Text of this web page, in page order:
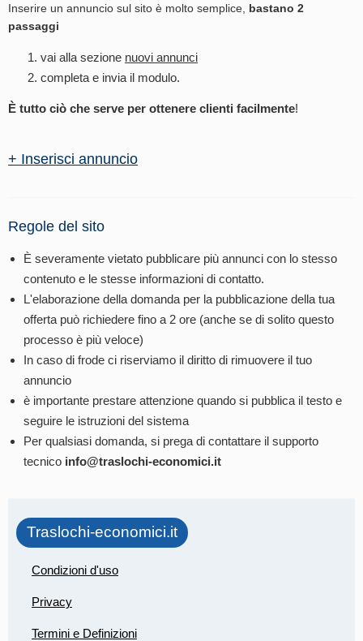
Inserire un annuncio sul sito è molto semplice, bastano 2
passaggi
vai alla sezione nuovi annunci
completa e invia il modulo.
È tutto ciò che serve per ottenere clienti facilmente!
+ Inserisci annuncio
Regole del sito
È severamente vietato pubblicare più annunci con lo stesso
contenuto e le stesse informazioni di contatto.
L'elaborazione della domanda per la pubblicazione della tua
offerta può richiedere fino a 2 ore (anche se di solito questo
processo è più veloce)
In caso di frode ci riserviamo il diritto di rimuovere il tuo
annuncio
è importante prestare attenzione quando si pubblica il testo e
seguire le istruzioni del sistema
Per qualsiasi domanda, si prega di contattare il supporto
tecnico info@traslochi-economici.it
Traslochi-economici.it
Condizioni d'uso
Privacy
Termini e Definizioni